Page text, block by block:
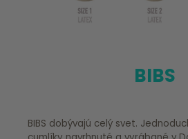
BIBS
BIBS dobývajú celý svet.